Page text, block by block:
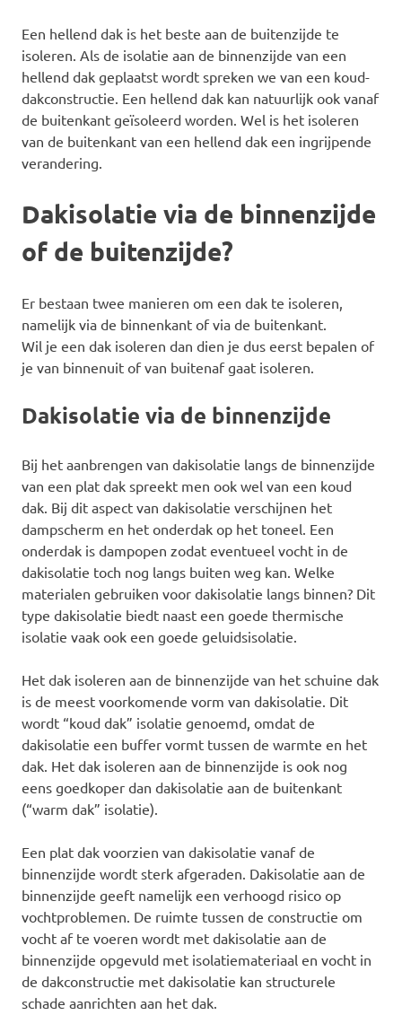
Een hellend dak is het beste aan de buitenzijde te
isoleren. Als de isolatie aan de binnenzijde van een
hellend dak geplaatst wordt spreken we van een koud-
dakconstructie. Een hellend dak kan natuurlijk ook vanaf
de buitenkant geïsoleerd worden. Wel is het isoleren
van de buitenkant van een hellend dak een ingrijpende
verandering.
Dakisolatie via de binnenzijde
of de buitenzijde?
Er bestaan twee manieren om een dak te isoleren,
namelijk via de binnenkant of via de buitenkant.
Wil je een dak isoleren dan dien je dus eerst bepalen of
je van binnenuit of van buitenaf gaat isoleren.
Dakisolatie via de binnenzijde
Bij het aanbrengen van dakisolatie langs de binnenzijde
van een plat dak spreekt men ook wel van een koud
dak. Bij dit aspect van dakisolatie verschijnen het
dampscherm en het onderdak op het toneel. Een
onderdak is dampopen zodat eventueel vocht in de
dakisolatie toch nog langs buiten weg kan. Welke
materialen gebruiken voor dakisolatie langs binnen? Dit
type dakisolatie biedt naast een goede thermische
isolatie vaak ook een goede geluidsisolatie.
Het dak isoleren aan de binnenzijde van het schuine dak
is de meest voorkomende vorm van dakisolatie. Dit
wordt “koud dak” isolatie genoemd, omdat de
dakisolatie een buffer vormt tussen de warmte en het
dak. Het dak isoleren aan de binnenzijde is ook nog
eens goedkoper dan dakisolatie aan de buitenkant
(“warm dak” isolatie).
Een plat dak voorzien van dakisolatie vanaf de
binnenzijde wordt sterk afgeraden. Dakisolatie aan de
binnenzijde geeft namelijk een verhoogd risico op
vochtproblemen. De ruimte tussen de constructie om
vocht af te voeren wordt met dakisolatie aan de
binnenzijde opgevuld met isolatiemateriaal en vocht in
de dakconstructie met dakisolatie kan structurele
schade aanrichten aan het dak.